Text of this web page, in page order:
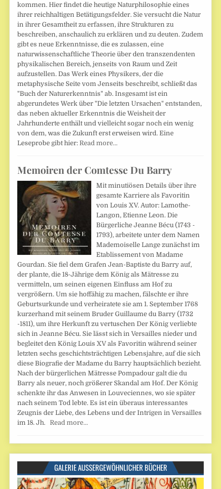
kommen. Hier findet die heutige Naturphilosophie eines
ihrer reichhaltigen Betätigungsfelder. Sie versucht die Natur
in ihrer Gesamtheit zu erfassen, ihre Strukturen zu
beschreiben, anschaulich zu erklären und zu deuten. Zudem
gibt es neue Erkenntnisse, die es zulassen, eine
naturwissenschaftliche Theorie über den transzendenten
physikalischen Bereich, jenseits von Raum und Zeit
aufzustellen. Das Werk eines Physikers, der die
metaphysische Seite vom Jenseits beschreibt, schließt das
"Buch der Naturerkenntnis" ab. Insgesamt ist ein
abgerundetes Werk über "Die letzten Ursachen" entstanden,
das neben aktueller Erkenntnis die Weisheit der
Jahrhunderte enthält und vielleicht sogar noch ein wenig
von dem, was die Zukunft erst erweisen wird. Eine
Leseprobe gibt hier: Read more…
Memoiren der Comtesse Du Barry
Mit minutiösen Details über ihre
gesamte Karriere als Favoritin
von Louis XV. Autor: Lamothe-
Langon, Etienne Leon. Die
Bürgerliche Jeanne Bécu (1743 -
1793), arbeitete unter dem Namen
Mademoiselle Lange zunächst im
Etablissement von Madame
Gourdan. Sie fiel dem Grafen Jean-Baptiste du Barry auf,
der plante, die 18-Jährige dem König als Mätresse zu
vermitteln, um seinen eigenen Einfluss am Hof zu
vergrößern. Um sie hoffähig zu machen, fälschte er ihre
Geburtsurkunde und verheiratete sie am 1. September 1768
kurzerhand mit seinem Bruder Guillaume du Barry (1732
-1811), um ihre Herkunft zu vertuschen Der König verliebte
sich in Jeanne Bécu. Sie lässt sich in Versailles nieder und
begleitet den König Louis XV als Favoritin während seiner
letzten sechs geschichtsträchtigen Lebensjahre, auf die sich
diese Biografie der Madame du Barry hauptsächlich bezieht.
Nach der bürgerlichen Mätresse Pompadour galt die du
Barry als neuer, noch größerer Skandal am Hof. Der König
schenkte ihr das Anwesen in Louveciennes, wo sie später
nach seinem Tod lebte. Es ist ein überaus interessantes
Zeugnis der Liebe, des Lebens und der Intrigen in Versailles
im 18. Jh.Read more…
GALERIE AUSSERGEWÖHNLICHER BÜCHER